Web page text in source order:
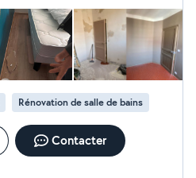
Rénovation de salle de bains
Contacter